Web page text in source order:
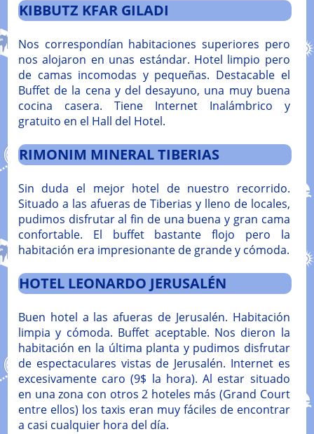
KIBBUTZ KFAR GILADI
Nos correspondían habitaciones superiores pero
nos alojaron en unas estándar. Hotel limpio pero
de camas incomodas y pequeñas. Destacable el
Buffet de la cena y del desayuno, una muy buena
cocina casera. Tiene Internet Inalámbrico y
gratuito en el Hall del Hotel.
RIMONIM MINERAL TIBERIAS
Sin duda el mejor hotel de nuestro recorrido.
Situado a las afueras de Tiberias y lleno de locales,
pudimos disfrutar al fin de una buena y gran cama
confortable. El buffet bastante flojo pero la
habitación era impresionante de grande y cómoda.
HOTEL LEONARDO JERUSALÉN
Buen hotel a las afueras de Jerusalén. Habitación
limpia y cómoda. Buffet aceptable. Nos dieron la
habitación en la última planta y pudimos disfrutar
de espectaculares vistas de Jerusalén. Internet es
excesivamente caro (9$ la hora). Al estar situado
en una zona con otros 2 hoteles más (Grand Court
entre ellos) los taxis eran muy fáciles de encontrar
a casi cualquier hora del día.